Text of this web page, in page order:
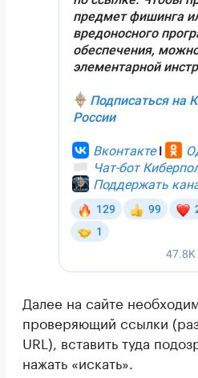
Далее на сайте
проверяющий ссылки
URL), вставить туда
нажать «искать».